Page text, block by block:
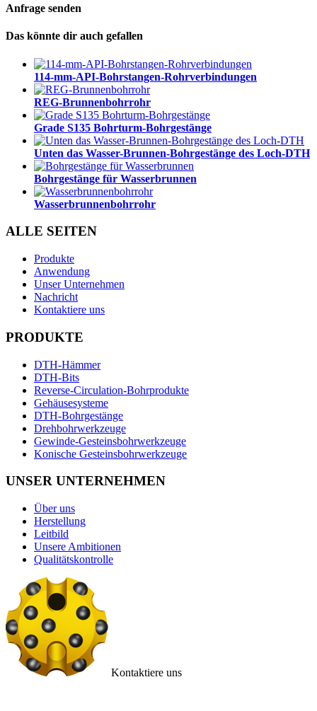
Anfrage senden
Das könnte dir auch gefallen
114-mm-API-Bohrstangen-Rohrverbindungen
REG-Brunnenbohrrohr
Grade S135 Bohrturm-Bohrgestänge
Unten das Wasser-Brunnen-Bohrgestänge des Loch-DTH
Bohrgestänge für Wasserbrunnen
Wasserbrunnenbohrrohr
ALLE SEITEN
Produkte
Anwendung
Unser Unternehmen
Nachricht
Kontaktiere uns
PRODUKTE
DTH-Hämmer
DTH-Bits
Reverse-Circulation-Bohrprodukte
Gehäusesysteme
DTH-Bohrgestänge
Drehbohrwerkzeuge
Gewinde-Gesteinsbohrwerkzeuge
Konische Gesteinsbohrwerkzeuge
UNSER UNTERNEHMEN
Über uns
Herstellung
Leitbild
Unsere Ambitionen
Qualitätskontrolle
Kontaktiere uns